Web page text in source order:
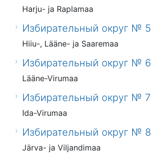
Harju- ja Raplamaa
Избирательный округ № 5
Hiiu-, Lääne- ja Saaremaa
Избирательный округ № 6
Lääne-Virumaa
Избирательный округ № 7
Ida-Virumaa
Избирательный округ № 8
Järva- ja Viljandimaa